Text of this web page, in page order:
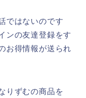
ではないのです
ンの友達登録をす
お得情報が送られ
りずむの商品を